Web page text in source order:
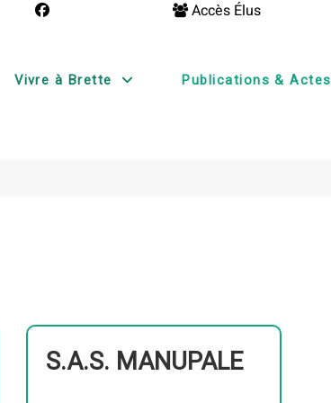
Accès Élus
Vivre à Brette Publications & Actes
S.A.S. MANUPALE